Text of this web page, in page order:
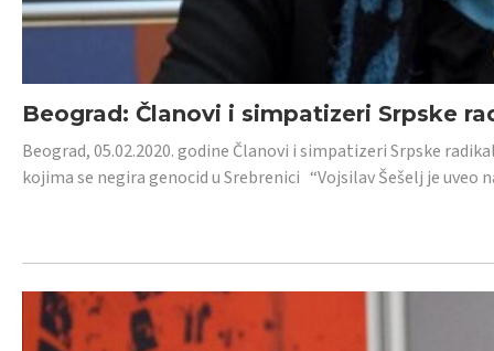
Beograd: Članovi i simpatizeri Srpske
Beograd, 05.02.2020. godine Članovi i simpatizeri Srpske
kojima se negira genocid u Srebrenici “Vojsilav Šešelj je uveo